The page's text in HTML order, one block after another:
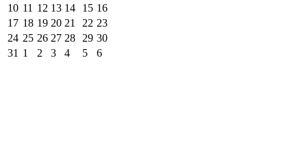
10 11 12 13 14 15 16
17 18 19 20 21 22 23
24 25 26 27 28 29 30
31 1 2 3 4 5 6